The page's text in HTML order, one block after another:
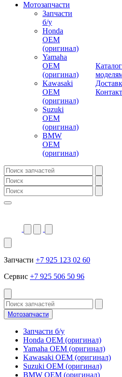
Мотозапчасти
Запчасти
б/у
Honda
OEM
(оригинал)
Yamaha
OEM
(оригинал)
Kawasaki
OEM
(оригинал)
Suzuki
OEM
(оригинал)
BMW
OEM
(оригинал)
Запчасти +7 925 123 02 60
Сервис +7 925 506 50 96
Мотозапчасти
Запчасти б/у
Honda OEM (оригинал)
Yamaha OEM (оригинал)
Kawasaki OEM (оригинал)
Suzuki OEM (оригинал)
BMW OEM (оригинал)